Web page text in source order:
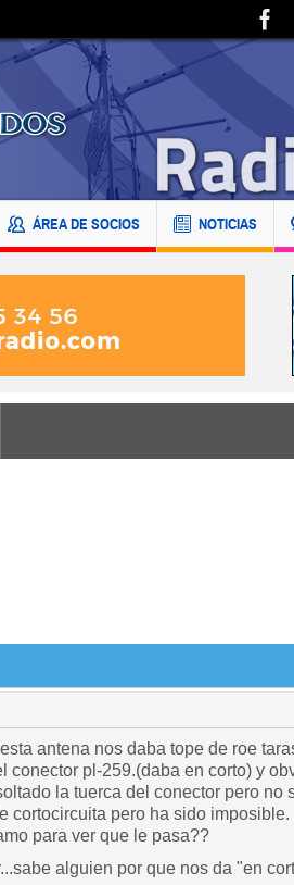
ÁREA DE SOCIOS NOTICIAS
antena nos daba tope de roe
conector pl-259.(daba en corto) y
la tuerca del conector pero no
cortocircuita pero ha sido imposible.
para ver que le pasa??
alguien por que nos da "en